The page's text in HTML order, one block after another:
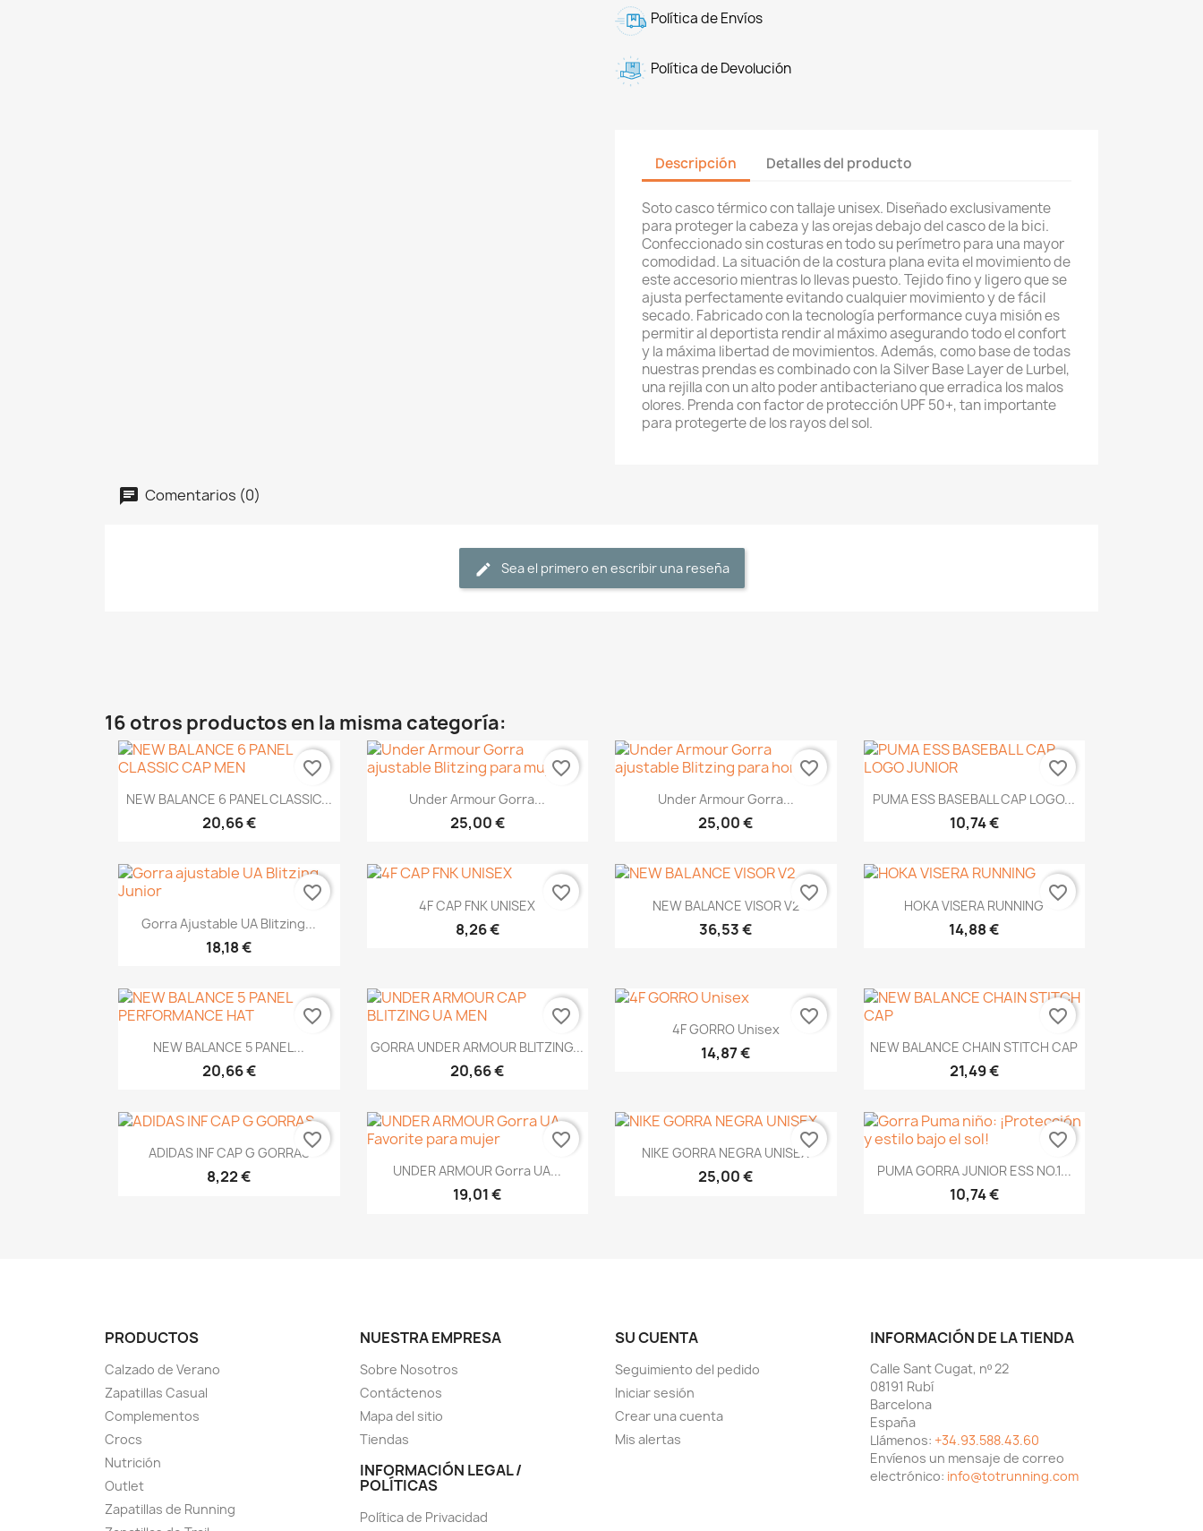
Política de Envíos
Política de Devolución
Descripción Detalles del producto
Soto casco térmico con tallaje unisex. Diseñado exclusivamente
para proteger la cabeza y las orejas debajo del casco de la bici.
Confeccionado sin costuras en todo su perímetro para una mayor
comodidad. La situación de la costura plana evita el movimiento de
este accesorio mientras lo llevas puesto. Tejido fino y ligero que se
ajusta perfectamente evitando cualquier movimiento y de fácil
secado. Fabricado con la tecnología performance cuya misión es
permitir al deportista rendir al máximo asegurando todo el confort
y la máxima libertad de movimientos. Además, como base de todas
nuestras prendas es combinado con la Silver Base Layer de Lurbel,
una rejilla con un alto poder antibacteriano que erradica los malos
olores. Prenda con factor de protección UPF 50+, tan importante
para protegerte de los rayos del sol.
Comentarios (0)
Sea el primero en escribir una reseña
16 otros productos en la misma categoría:
Vista rápida
NEW BALANCE 6 PANEL CLASSIC...
20,66 €
favorite_border
Vista rápida
Under Armour Gorra...
25,00 €
favorite_border
Vista rápida
Under Armour Gorra...
25,00 €
favorite_border
Vista rápida
PUMA ESS BASEBALL CAP LOGO...
10,74 €
favorite_border
Vista rápida
Gorra Ajustable UA Blitzing...
18,18 €
favorite_border Vista rápida
4F CAP FNK UNISEX
8,26 €
favorite_border Vista rápida
NEW BALANCE VISOR V2
36,53 €
favorite_border Vista rápida
HOKA VISERA RUNNING
14,88 €
favorite_border
Vista rápida
NEW BALANCE 5 PANEL...
20,66 €
favorite_border
Vista rápida
+5
GORRA UNDER ARMOUR BLITZING...
20,66 €
favorite_border Vista rápida
4F GORRO Unisex
14,87 €
favorite_border
Vista rápida
NEW BALANCE CHAIN STITCH CAP
21,49 €
favorite_border
Vista rápida
ADIDAS INF CAP G GORRAS
8,22 €
favorite_border
Vista rápida
UNDER ARMOUR Gorra UA...
19,01 €
favorite_border Vista rápida
NIKE GORRA NEGRA UNISEX
25,00 €
favorite_border
Vista rápida
PUMA GORRA JUNIOR ESS NO.1...
10,74 €
favorite_border
PRODUCTOS
Calzado de Verano
Zapatillas Casual
Complementos
Crocs
Nutrición
Outlet
Zapatillas de Running
NUESTRA EMPRESA
Sobre Nosotros
Contáctenos
Mapa del sitio
Tiendas
INFORMACIÓN LEGAL /
POLÍTICAS
Política de Privacidad
SU CUENTA
Seguimiento del pedido
Iniciar sesión
Crear una cuenta
Mis alertas
INFORMACIÓN DE LA TIENDA
Calle Sant Cugat, nº 22
08191 Rubí
Barcelona
España
Llámenos: +34.93.588.43.60
Envíenos un mensaje de correo
electrónico: info@totrunning.com